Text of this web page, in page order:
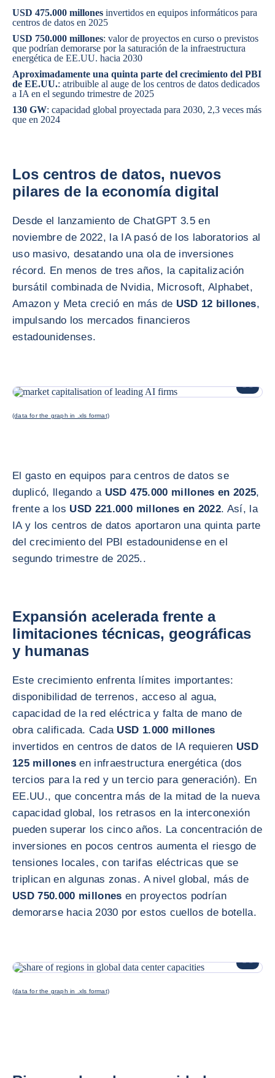
USD 475.000 millones invertidos en equipos informáticos para
centros de datos en 2025
USD 750.000 millones: valor de proyectos en curso o previstos
que podrían demorarse por la saturación de la infraestructura
energética de EE.UU. hacia 2030
Aproximadamente una quinta parte del crecimiento del PBI
de EE.UU.: atribuible al auge de los centros de datos dedicados
a IA en el segundo trimestre de 2025
130 GW: capacidad global proyectada para 2030, 2,3 veces más
que en 2024
Los centros de datos, nuevos
pilares de la economía digital
Desde el lanzamiento de ChatGPT 3.5 en
noviembre de 2022, la IA pasó de los laboratorios al
uso masivo, desatando una ola de inversiones
récord. En menos de tres años, la capitalización
bursátil combinada de Nvidia, Microsoft, Alphabet,
Amazon y Meta creció en más de USD 12 billones,
impulsando los mercados financieros
estadounidenses.
(data for the graph in .xls format)
El gasto en equipos para centros de datos se
duplicó, llegando a USD 475.000 millones en 2025,
frente a los USD 221.000 millones en 2022. Así, la
IA y los centros de datos aportaron una quinta parte
del crecimiento del PBI estadounidense en el
segundo trimestre de 2025..
Expansión acelerada frente a
limitaciones técnicas, geográficas
y humanas
Este crecimiento enfrenta límites importantes:
disponibilidad de terrenos, acceso al agua,
capacidad de la red eléctrica y falta de mano de
obra calificada. Cada USD 1.000 millones
invertidos en centros de datos de IA requieren USD
125 millones en infraestructura energética (dos
tercios para la red y un tercio para generación). En
EE.UU., que concentra más de la mitad de la nueva
capacidad global, los retrasos en la interconexión
pueden superar los cinco años. La concentración de
inversiones en pocos centros aumenta el riesgo de
tensiones locales, con tarifas eléctricas que se
triplican en algunas zonas. A nivel global, más de
USD 750.000 millones en proyectos podrían
demorarse hacia 2030 por estos cuellos de botella.
(data for the graph in .xls format)